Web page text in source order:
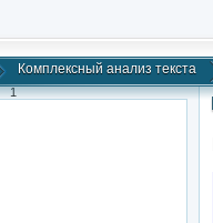
Комплексный анализ текста
1